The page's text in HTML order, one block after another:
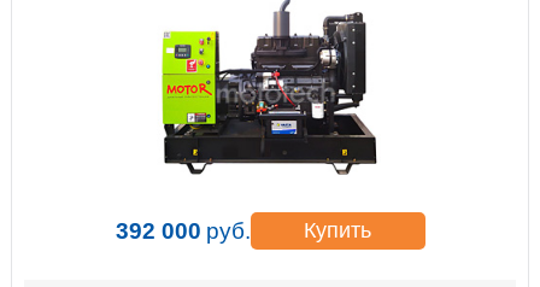
392 000 руб. Купить